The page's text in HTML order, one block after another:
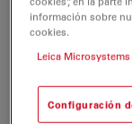
información sobre
cookies.
Leica
Configuración